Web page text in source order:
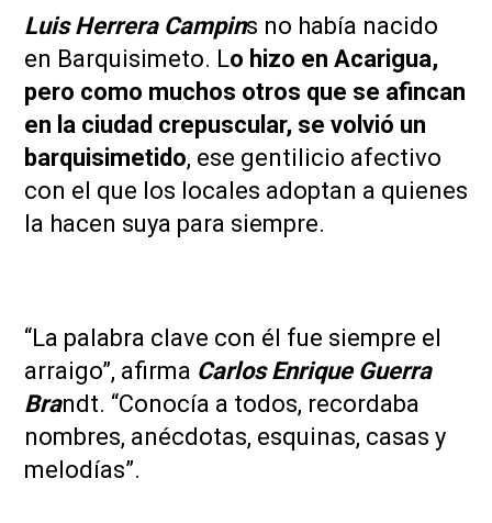
Luis Herrera Campins no había nacido
en Barquisimeto. Lo hizo en Acarigua,
pero como muchos otros que se afincan
en la ciudad crepuscular, se volvió un
barquisimetido, ese gentilicio afectivo
con el que los locales adoptan a quienes
la hacen suya para siempre.
“La palabra clave con él fue siempre el
arraigo”, afirma Carlos Enrique Guerra
Brandt. “Conocía a todos, recordaba
nombres, anécdotas, esquinas, casas y
melodías”.